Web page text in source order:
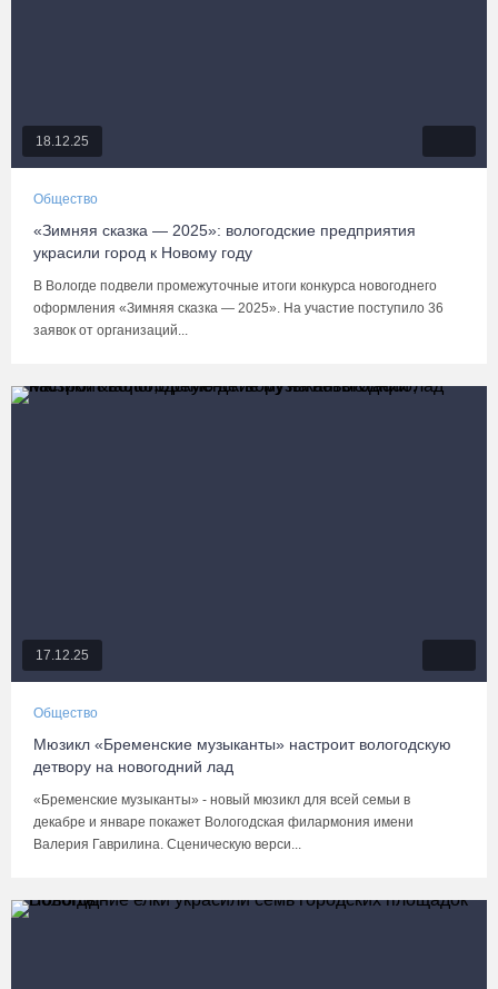
18.12.25
Общество
«Зимняя сказка — 2025»: вологодские предприятия
украсили город к Новому году
В Вологде подвели промежуточные итоги конкурса новогоднего
оформления «Зимняя сказка — 2025». На участие поступило 36
заявок от организаций...
17.12.25
Общество
Мюзикл «Бременские музыканты» настроит вологодскую
детвору на новогодний лад
«Бременские музыканты» - новый мюзикл для всей семьи в
декабре и январе покажет Вологодская филармония имени
Валерия Гаврилина. Сценическую верси...